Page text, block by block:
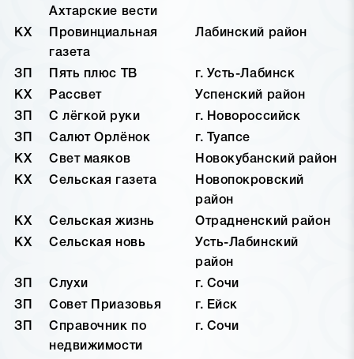
Ахтарские вести
КХ
Провинциальная
газета
Лабинский район
ЗП Пять плюс ТВ
г. Усть-Лабинск
КХ
Рассвет
Успенский район
ЗП
С лёгкой руки
г. Новороссийск
ЗП
Салют Орлёнок
г. Туапсе
КХ
Свет маяков
Новокубанский район
КХ
Сельская газета
Новопокровский
район
КХ
Сельская жизнь
Отрадненский район
КХ
Сельская новь
Усть-Лабинский
район
ЗП
Слухи
г. Сочи
ЗП
Совет Приазовья
г. Ейск
ЗП
Справочник по
недвижимости
г. Сочи